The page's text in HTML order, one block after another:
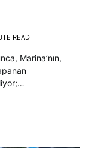
READ
Marina’nın,